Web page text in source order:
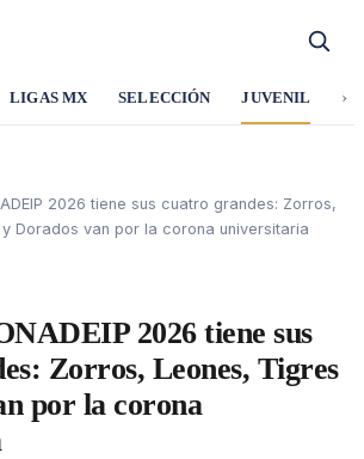
LIGAS MX SELECCIÓN JUVENIL ›
2026 tiene sus cuatro grandes: Zorros,
Dorados van por la corona universitaria
2026 tiene sus
Zorros, Leones, Tigres
por la corona